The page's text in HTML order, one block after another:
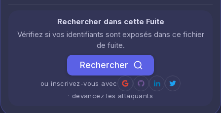
Rechercher dans cette Fuite
Vérifiez si vos identifiants sont exposés dans ce fichier
de fuite.
Rechercher
ou inscrivez-vous avec
· devancez les attaquants